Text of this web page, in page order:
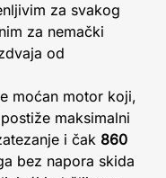
za svakog
za nemački
od
moćan motor koji,
maksimalni
i čak 860
bez napora skida